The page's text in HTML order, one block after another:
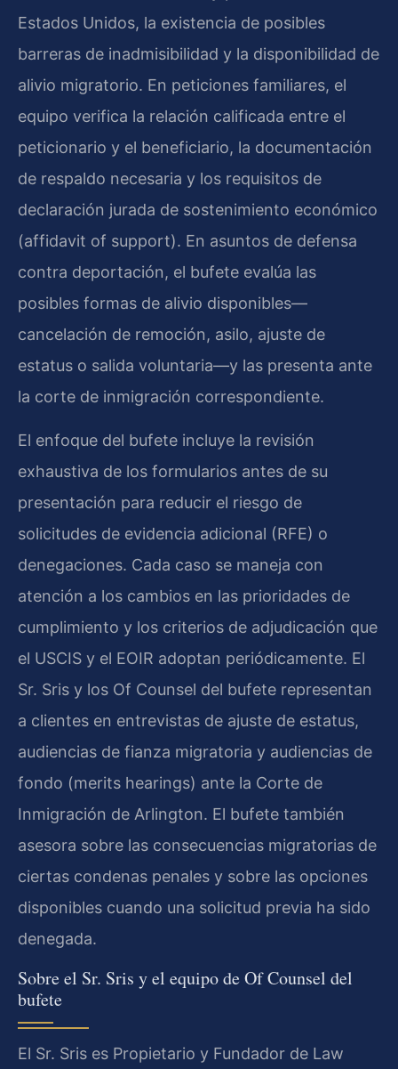
Estados Unidos, la existencia de posibles
barreras de inadmisibilidad y la disponibilidad de
alivio migratorio. En peticiones familiares, el
equipo verifica la relación calificada entre el
peticionario y el beneficiario, la documentación
de respaldo necesaria y los requisitos de
declaración jurada de sostenimiento económico
(affidavit of support). En asuntos de defensa
contra deportación, el bufete evalúa las
posibles formas de alivio disponibles—
cancelación de remoción, asilo, ajuste de
estatus o salida voluntaria—y las presenta ante
la corte de inmigración correspondiente.
El enfoque del bufete incluye la revisión
exhaustiva de los formularios antes de su
presentación para reducir el riesgo de
solicitudes de evidencia adicional (RFE) o
denegaciones. Cada caso se maneja con
atención a los cambios en las prioridades de
cumplimiento y los criterios de adjudicación que
el USCIS y el EOIR adoptan periódicamente. El
Sr. Sris y los Of Counsel del bufete representan
a clientes en entrevistas de ajuste de estatus,
audiencias de fianza migratoria y audiencias de
fondo (merits hearings) ante la Corte de
Inmigración de Arlington. El bufete también
asesora sobre las consecuencias migratorias de
ciertas condenas penales y sobre las opciones
disponibles cuando una solicitud previa ha sido
denegada.
Sobre el Sr. Sris y el equipo de Of Counsel del
bufete
El Sr. Sris es Propietario y Fundador de Law